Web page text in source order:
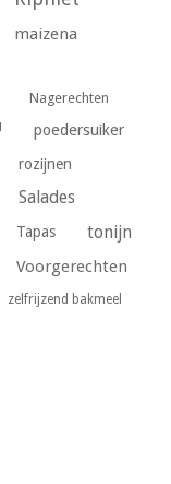
maizena
Nagerechten
poedersuiker
rozijnen
Salades
Tapas tonijn
Voorgerechten
zelfrijzend bakmeel